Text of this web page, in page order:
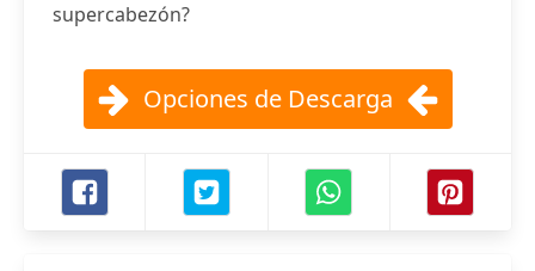
supercabezón?
Opciones de Descarga